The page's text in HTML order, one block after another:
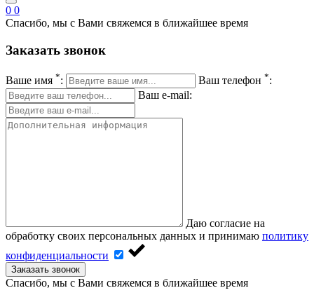
0 0
Спасибо, мы с Вами свяжемся в ближайшее время
Заказать звонок
Ваше имя *: Ваш телефон *:
Ваш e-mail:
Даю согласие на
обработку своих персональных данных и принимаю политику
конфиденциальности
Заказать звонок
Спасибо, мы с Вами свяжемся в ближайшее время